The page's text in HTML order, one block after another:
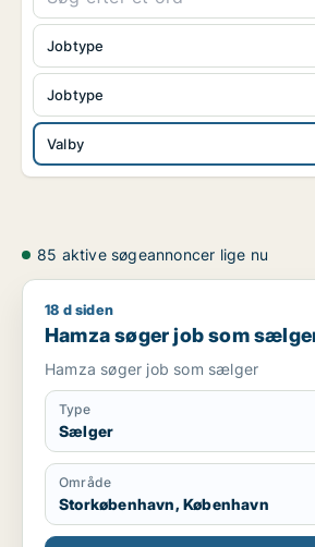
Jobtype
Valby
Jobtype
85 aktive søgeannoncer lige nu
Hamza søger job som sælger
18 d siden
Hamza søger job som
Hamza søger job som sælger
Type
Sælger
Område
Storkøbenhavn, København